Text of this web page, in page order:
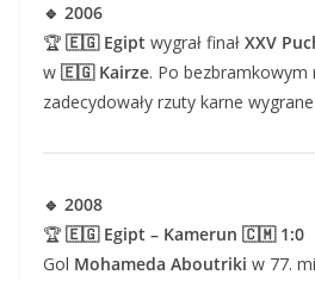
🔹 2006
🏆 🇪🇬 Egipt wygrał finał XXV
w 🇪🇬 Kairze. Po
zadecydowały rzuty karne wygrane
🔹 2008
🏆 🇪🇬 Egipt – Kamerun 🇨🇲 1:0
Gol Mohameda Aboutriki w 77.